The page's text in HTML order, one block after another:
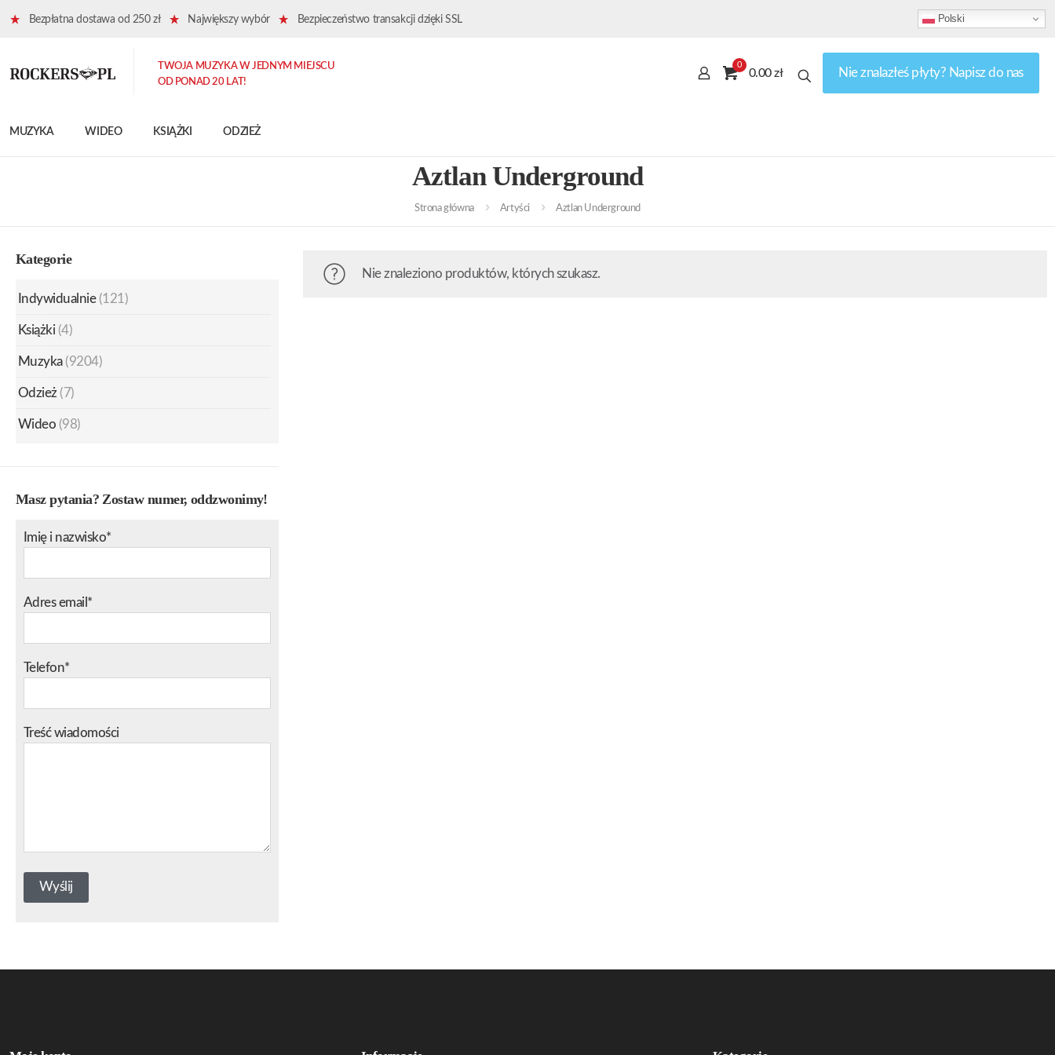
Bezpłatna dostawa od 250 zł Największy wybór Bezpieczeństwo transakcji dzięki SSL Polski
MUZYKA WIDEO KSIĄŻKI ODZIEŻ
TWOJA MUZYKA W JEDNYM MIEJSCU
OD PONAD 20 LAT!
0
0.00 zł Nie znalazłeś płyty? Napisz do nas
Aztlan Underground
Strona główna Artyści Aztlan Underground
Nie znaleziono produktów, których szukasz.
Kategorie
Indywidualnie (121)
Książki (4)
Muzyka (9204)
Odzież (7)
Wideo (98)
Masz pytania? Zostaw numer, oddzwonimy!
Imię i nazwisko*
Adres email*
Telefon*
Treść wiadomości